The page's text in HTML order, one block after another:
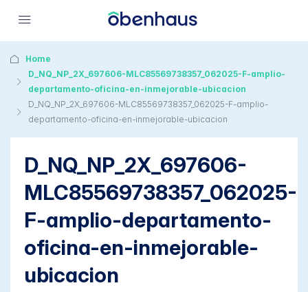
Home
D_NQ_NP_2X_697606-MLC85569738357_062025-F-amplio-
departamento-oficina-en-inmejorable-ubicacion
D_NQ_NP_2X_697606-MLC85569738357_062025-F-amplio-
departamento-oficina-en-inmejorable-ubicacion
D_NQ_NP_2X_697606-
MLC85569738357_062025-
F-amplio-departamento-
oficina-en-inmejorable-
ubicacion